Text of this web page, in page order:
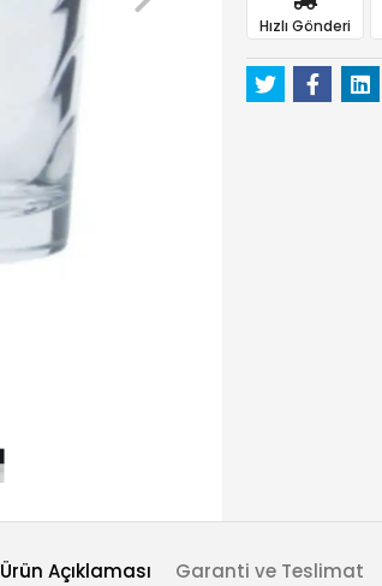
Hızlı Gönderi
Ürün Açıklaması Garanti ve Teslimat